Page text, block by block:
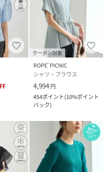
境によって色の見え方が
】
中国｜ホワイト（10）：中国
：中国｜ローズピンク
クーポン対象
ROPE' PICNIC
シャツ・ブラウス
4,994円
454ポイント(10%ポイント
バック)